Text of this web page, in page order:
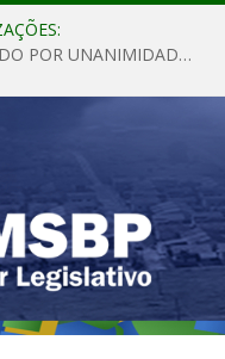
PROJETO DE LEI 002/2026 APROVADO POR UNANIMIDADE EM SESSÃO ORDINÁRIA NESTA QUINTA – FEIRA 28 DE MAIO DE 2026